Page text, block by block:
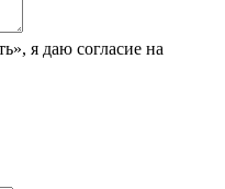
я даю согласие на